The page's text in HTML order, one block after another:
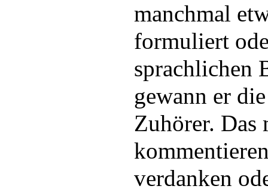
manchmal
formuliert
sprachlichen
gewann er
Zuhörer. Das
verdanken